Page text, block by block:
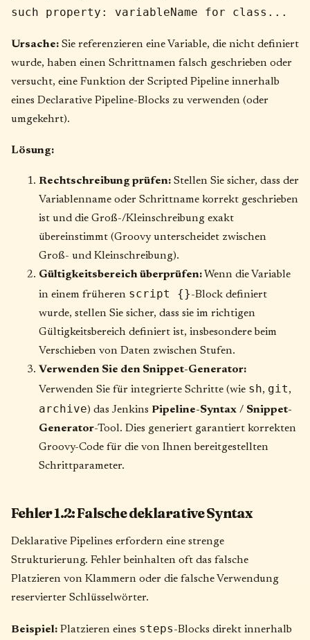
such property: variableName for class...
Ursache: Sie referenzieren eine Variable, die nicht definiert
wurde, haben einen Schrittnamen falsch geschrieben oder
versucht, eine Funktion der Scripted Pipeline innerhalb
eines Declarative Pipeline-Blocks zu verwenden (oder
umgekehrt).
Lösung:
Rechtschreibung prüfen: Stellen Sie sicher, dass der
Variablenname oder Schrittname korrekt geschrieben
ist und die Groß-/Kleinschreibung exakt
übereinstimmt (Groovy unterscheidet zwischen
Groß- und Kleinschreibung).
Gültigkeitsbereich überprüfen: Wenn die Variable
in einem früheren script {}-Block definiert
wurde, stellen Sie sicher, dass sie im richtigen
Gültigkeitsbereich definiert ist, insbesondere beim
Verschieben von Daten zwischen Stufen.
Verwenden Sie den Snippet-Generator:
Verwenden Sie für integrierte Schritte (wie sh, git,
archive) das Jenkins Pipeline-Syntax / Snippet-
Generator-Tool. Dies generiert garantiert korrekten
Groovy-Code für die von Ihnen bereitgestellten
Schrittparameter.
Fehler 1.2: Falsche deklarative Syntax
Deklarative Pipelines erfordern eine strenge
Strukturierung. Fehler beinhalten oft das falsche
Platzieren von Klammern oder die falsche Verwendung
reservierter Schlüsselwörter.
Beispiel: Platzieren eines steps-Blocks direkt innerhalb